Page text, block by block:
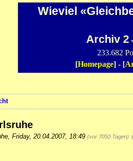
Wieviel
Archiv 2
233.682
[Homepage] - [
Friday, 20.04.2007, 18:49 (vor 7050 Tagen)